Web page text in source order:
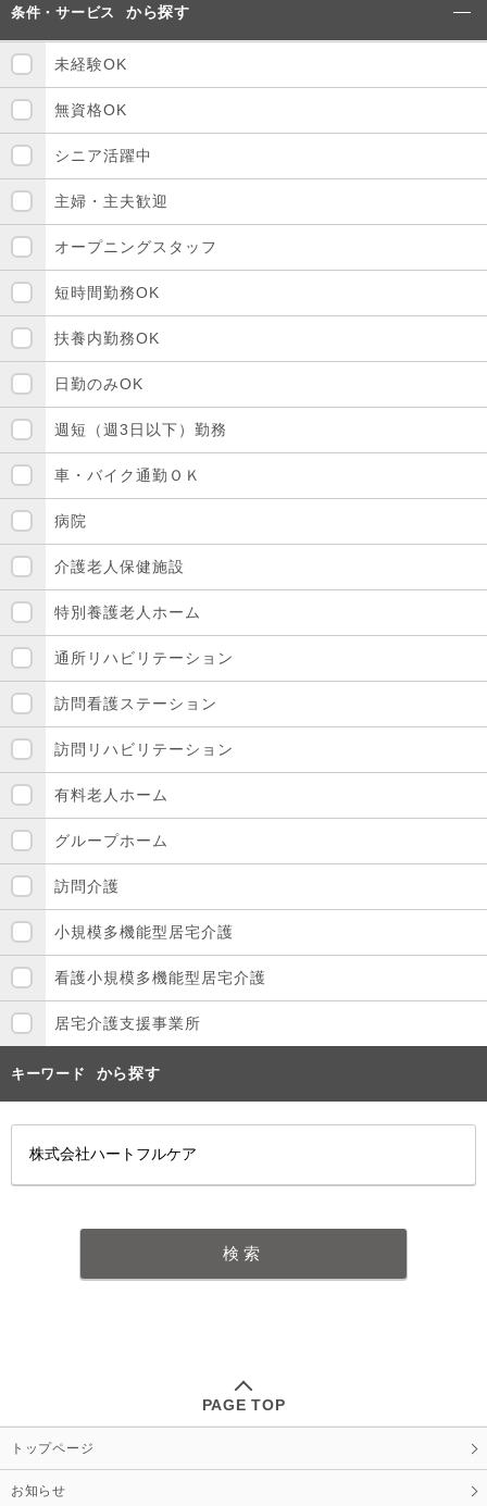
条件・サービス から探す
未経験OK
無資格OK
シニア活躍中
主婦・主夫歓迎
オープニングスタッフ
短時間勤務OK
扶養内勤務OK
日勤のみOK
週短（週3日以下）勤務
車・バイク通勤ＯＫ
病院
介護老人保健施設
特別養護老人ホーム
通所リハビリテーション
訪問看護ステーション
訪問リハビリテーション
有料老人ホーム
グループホーム
訪問介護
小規模多機能型居宅介護
看護小規模多機能型居宅介護
居宅介護支援事業所
キーワード から探す
PAGE TOP
トップページ
お知らせ